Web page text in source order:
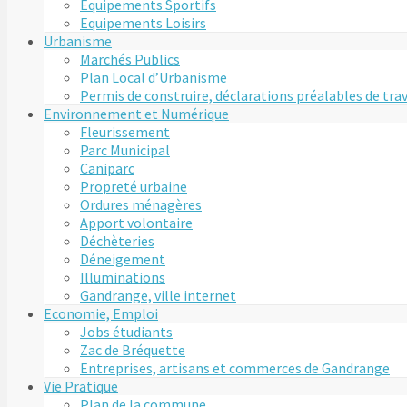
Equipements Sportifs
Equipements Loisirs
Urbanisme
Marchés Publics
Plan Local d’Urbanisme
Permis de construire, déclarations préalables de
Environnement et Numérique
Fleurissement
Parc Municipal
Caniparc
Propreté urbaine
Ordures ménagères
Apport volontaire
Déchèteries
Déneigement
Illuminations
Gandrange, ville internet
Economie, Emploi
Jobs étudiants
Zac de Bréquette
Entreprises, artisans et commerces de Gandrange
Vie Pratique